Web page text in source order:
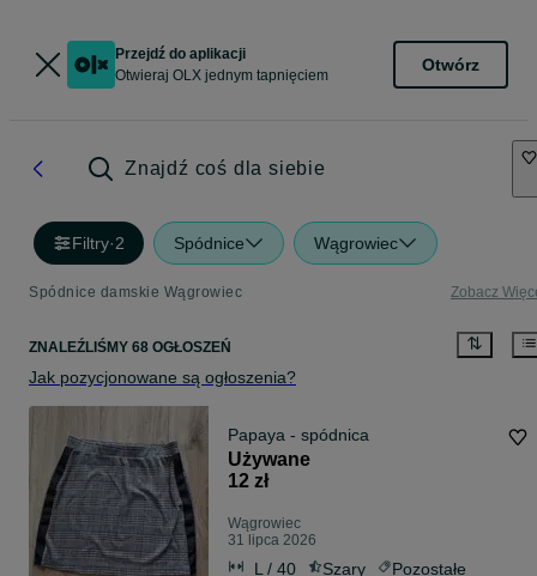
Przejdź do aplikacji
Otwieraj OLX jednym tapnięciem
Otwórz
Znajdź coś dla siebie
Filtry·2 Spódnice Wągrowiec
Spódnice damskie Wągrowiec Zobacz
ZNALEŹLIŚMY 68 OGŁOSZEŃ
Jak pozycjonowane są ogłoszenia?
Papaya - spódnica
Używane
12 zł
Wągrowiec
31 lipca 2026
L / 40 Szary Pozostałe